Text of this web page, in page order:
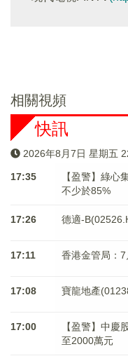
相關視頻
快訊
2026年8月7日 星期五
17:35
【盈警】綠心
不少於85%
17:26 德適-
17:11 香港金管局：
17:08 寶龍地產
17:00
【盈警】中慶
至2000萬元